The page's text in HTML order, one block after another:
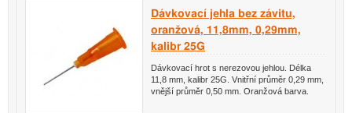
Dávkovací jehla bez závitu,
oranžová, 11,8mm, 0,29mm,
kalibr 25G
Dávkovací hrot s nerezovou jehlou. Délka
11,8 mm, kalibr 25G. Vnitřní průměr 0,29 mm,
vnější průměr 0,50 mm. Oranžová barva.